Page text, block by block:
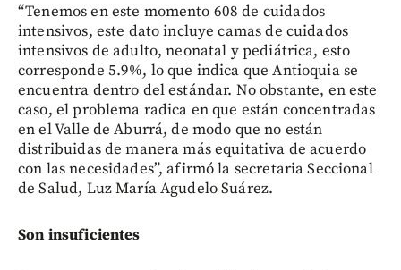
“Tenemos en este momento 608 de cuidados
intensivos, este dato incluye camas de cuidados
intensivos de adulto, neonatal y pediátrica, esto
corresponde 5.9%, lo que indica que Antioquia se
encuentra dentro del estándar. No obstante, en este
caso, el problema radica en que están concentradas
en el Valle de Aburrá, de modo que no están
distribuidas de manera más equitativa de acuerdo
con las necesidades”, afirmó la secretaria Seccional
de Salud, Luz María Agudelo Suárez.
Son insuficientes